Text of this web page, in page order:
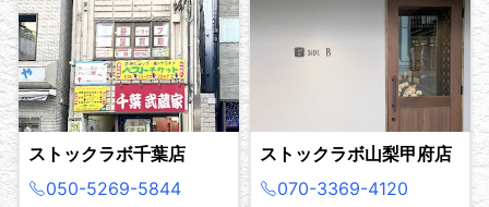
ストックラボ千葉店
050-5269-5844
ストックラボ山梨甲府店
070-3369-4120